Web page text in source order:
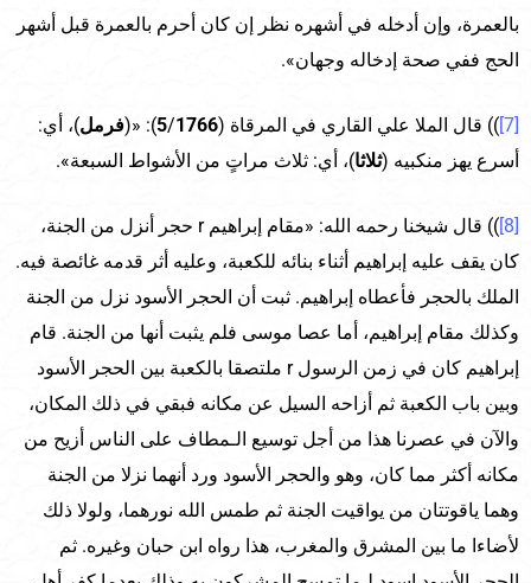
بالعمرة، وإن أدخله في أشهره نظر إن كان أحرم بالعمرة قبل أشهر
الحج ففي صحة إدخاله وجهان».
[7] )) قال الملا علي القاري في المرقاة ( 5/1766
): «(فرمل)، أي:
أسرع يهز منكبيه (ثلاثا)، أي: ثلاث مراتٍ من الأشواط السبعة».
[8]
)) قال شيخنا رحمه الله: «مقام إبراهيم r حجر أنزل من الجنة،
كان يقف عليه إبراهيم أثناء بنائه للكعبة، وعليه أثر قدمه غائصة فيه.
الملك بالحجر فأعطاه إبراهيم. ثبت أن الحجر الأسود نزل من الجنة
وكذلك مقام إبراهيم، أما عصا موسى فلم يثبت أنها من الجنة. قام
إبراهيم كان في زمن الرسول r ملتصقا بالكعبة بين الحجر الأسود
وبين باب الكعبة ثم أزاحه السيل عن مكانه فبقي في ذلك المكان،
والآن في عصرنا هذا من أجل توسيع الـمطاف على الناس أزيح من
مكانه أكثر مما كان، وهو والحجر الأسود ورد أنهما نزلا من الجنة
وهما ياقوتتان من يواقيت الجنة ثم طمس الله نورهما، ولولا ذلك
لأضاءا ما بين المشرق والمغرب، هذا رواه ابن حبان وغيره. ثم